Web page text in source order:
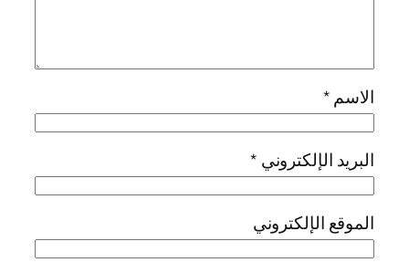
الاسم*
البريد الإلكتروني *
الموقع الإلكتروني